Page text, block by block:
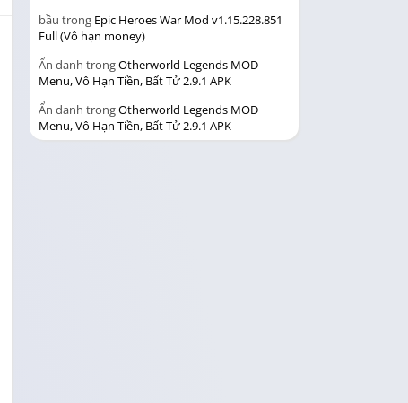
bầu trong Epic Heroes War Mod v1.15.228.851
Full (Vô hạn money)
Ẩn danh trongOtherworld Legends MOD
Menu, Vô Hạn Tiền, Bất Tử 2.9.1 APK
Ẩn danh trongOtherworld Legends MOD
Menu, Vô Hạn Tiền, Bất Tử 2.9.1 APK